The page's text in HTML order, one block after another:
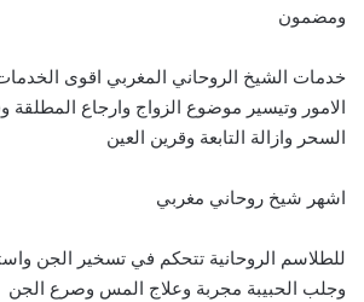
ومضمون
خدمات الشيخ الروحاني المغربي اقوى
الامور وتيسير موضوع الزواج وارجاع المطلقة
السحر وازالة التابعة وقرين العين
اشهر شيخ روحاني مغربي
للطلاسم الروحانية تتحكم في تسخير الجن
وجلب الحبيبة مجربة وعلاج المس وصرع الجن